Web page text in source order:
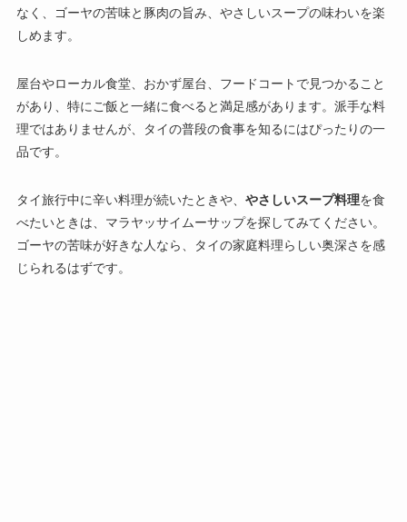
なく、ゴーヤの苦味と豚肉の旨み、やさしいスープの味わいを楽
しめます。
屋台やローカル食堂、おかず屋台、フードコートで見つかること
があり、特にご飯と一緒に食べると満足感があります。派手な料
理ではありませんが、タイの普段の食事を知るにはぴったりの一
品です。
タイ旅行中に辛い料理が続いたときや、 やさしいスープ料理を食
べたいときは、マラヤッサイムーサップを探してみてください。
ゴーヤの苦味が好きな人なら、タイの家庭料理らしい奥深さを感
じられるはずです。